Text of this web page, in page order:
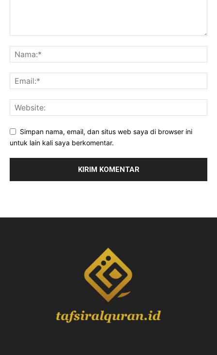
Simpan nama, email, dan situs web saya di browser ini
untuk lain kali saya berkomentar.